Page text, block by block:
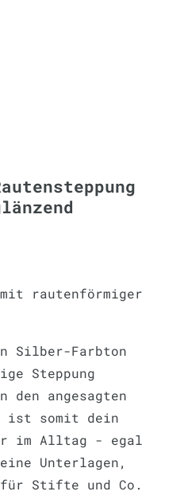
mit rautenförmiger
Silber-Farbton
Steppung
den angesagten
ist somit dein
im Alltag - egal
Unterlagen,
für Stifte und Co.